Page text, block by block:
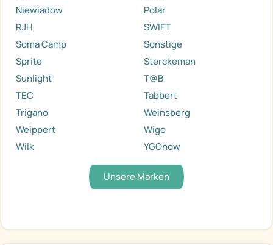
Niewiadow
Polar
RJH
SWIFT
Soma Camp
Sonstige
Sprite
Sterckeman
Sunlight
T@B
TEC
Tabbert
Trigano
Weinsberg
Weippert
Wigo
Wilk
YGOnow
Unsere Marken